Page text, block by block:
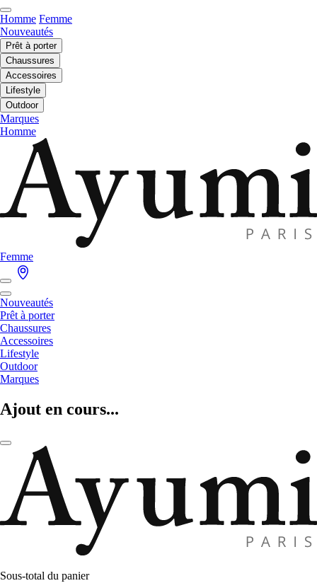
Homme Femme
Nouveautés
Prêt à porter
Chaussures
Accessoires
Lifestyle
Outdoor
Marques
Homme
Femme
Nouveautés
Prêt à porter
Chaussures
Accessoires
Lifestyle
Outdoor
Marques
Ajout en cours...
Sous-total du panier